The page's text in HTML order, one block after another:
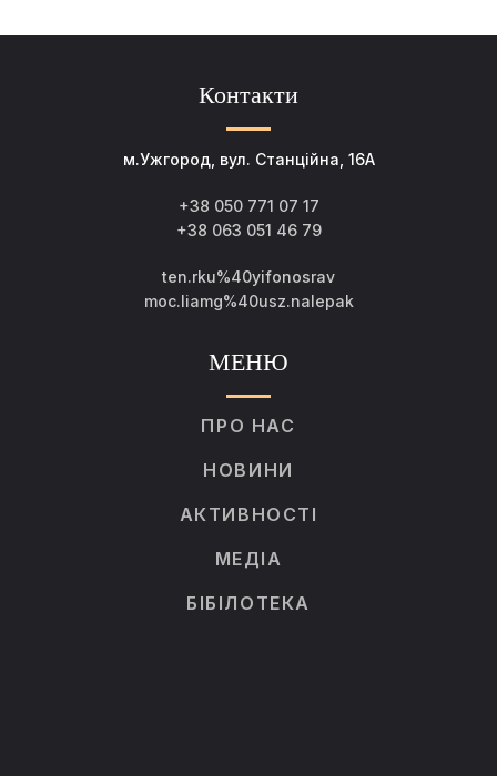
Контакти
м.Ужгород, вул. Станційна, 16А
+38 050 771 07 17
+38 063 051 46 79
ten.rku%40yifonosrav
moc.liamg%40usz.nalepak
МЕНЮ
ПРО НАС
НОВИНИ
АКТИВНОСТІ
МЕДІА
БІБІЛОТЕКА